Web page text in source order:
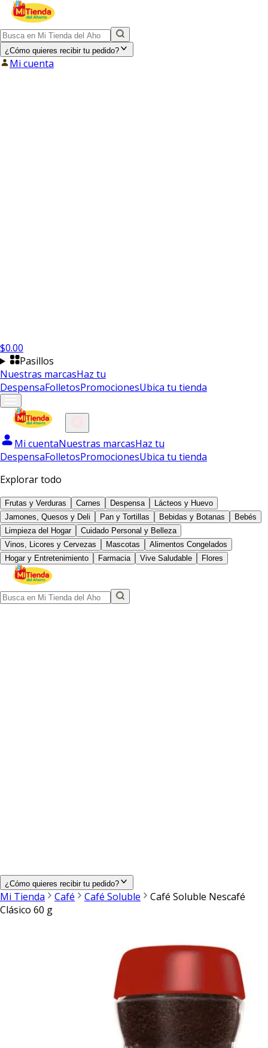
¿Cómo quieres recibir tu pedido?
Mi cuenta
$0.00
Pasillos
Nuestras marcasHaz tu
DespensaFolletosPromocionesUbica tu tienda
Mi cuentaNuestras marcasHaz tu
DespensaFolletosPromocionesUbica tu tienda
Explorar todo
Frutas y Verduras Carnes Despensa
Lácteos y Huevo
Jamones, Quesos y Deli
Pan y Tortillas Bebidas y Botanas
Bebés
Limpieza del Hogar
Cuidado Personal y Belleza
Vinos, Licores y Cervezas
Mascotas
Alimentos Congelados
Hogar y Entretenimiento
Farmacia Vive Saludable Flores
¿Cómo quieres recibir tu pedido?
Mi Tienda Café Café Soluble
Café Soluble Nescafé
Clásico 60 g